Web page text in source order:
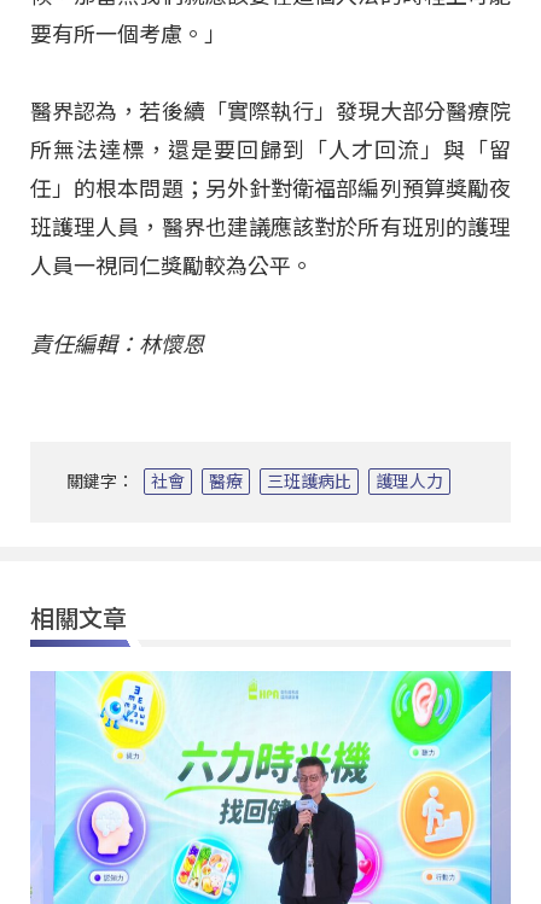
要有所一個考慮。」
醫界認為，若後續「實際執行」發現大部分醫療院
所無法達標，還是要回歸到「人才回流」與「留
任」的根本問題；另外針對衛福部編列預算獎勵夜
班護理人員，醫界也建議應該對於所有班別的護理
人員一視同仁獎勵較為公平。
責任編輯：林懷恩
關鍵字： 社會 醫療 三班護病比 護理人力
相關文章